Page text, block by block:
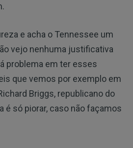
e acha o Tennessee um
vejo nenhuma justificativa
problema em ter esses
que vemos por exemplo em
Briggs, republicano do
é só piorar, caso não façamos